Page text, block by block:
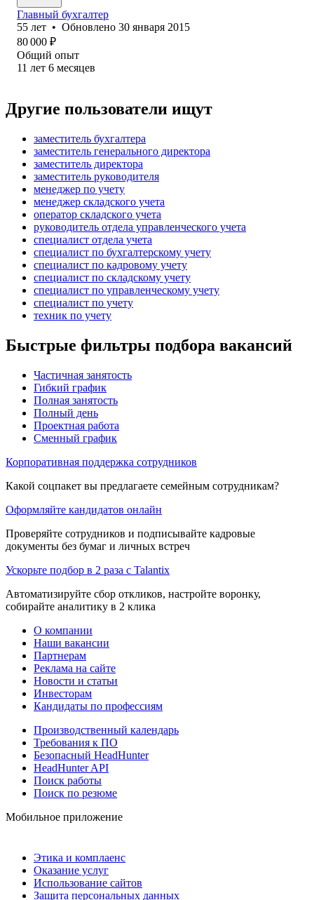
Главный бухгалтер
55 лет • Обновлено 30 января 2015
80 000 ₽
Общий опыт
11 лет 6 месяцев
Другие пользователи ищут
заместитель бухгалтера
заместитель генерального директора
заместитель директора
заместитель руководителя
менеджер по учету
менеджер складского учета
оператор складского учета
руководитель отдела управленческого учета
специалист отдела учета
специалист по бухгалтерскому учету
специалист по кадровому учету
специалист по складскому учету
специалист по управленческому учету
специалист по учету
техник по учету
Быстрые фильтры подбора вакансий
Частичная занятость
Гибкий график
Полная занятость
Полный день
Проектная работа
Сменный график
Корпоративная поддержка сотрудников
Какой соцпакет вы предлагаете семейным сотрудникам?
Оформляйте кандидатов онлайн
Проверяйте сотрудников и подписывайте кадровые
документы без бумаг и личных встреч
Ускорьте подбор в 2 раза с Talantix
Автоматизируйте сбор откликов, настройте воронку,
собирайте аналитику в 2 клика
О компании
Наши вакансии
Партнерам
Реклама на сайте
Новости и статьи
Инвесторам
Кандидаты по профессиям
Производственный календарь
Требования к ПО
Безопасный HeadHunter
HeadHunter API
Поиск работы
Поиск по резюме
Мобильное приложение
Этика и комплаенс
Оказание услуг
Использование сайтов
Защита персональных данных